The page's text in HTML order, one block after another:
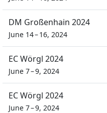
DM Großenhain 2024
June 14 – 16, 2024
EC Wörgl 2024
June 7 – 9, 2024
EC Wörgl 2024
June 7 – 9, 2024